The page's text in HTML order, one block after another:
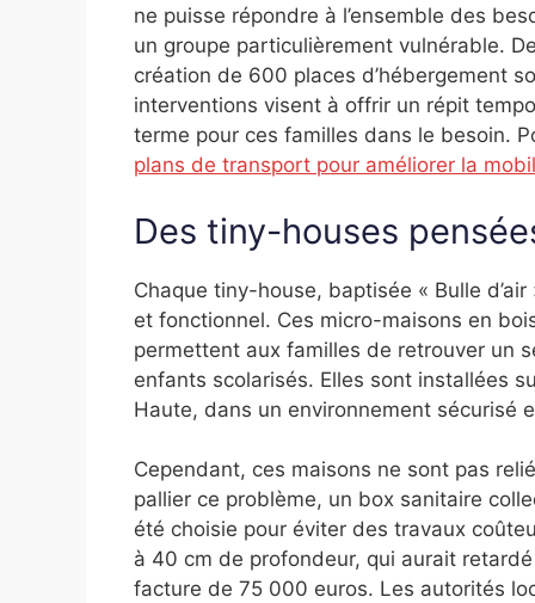
ne puisse répondre à l’ensemble des
un groupe particulièrement vulnérable.
création de 600 places d’hébergement
interventions visent à offrir un répit
terme pour ces familles dans le besoin.
plans de transport pour améliorer la
Des tiny-houses
Chaque tiny-house, baptisée « Bulle
et fonctionnel. Ces micro-maisons en
permettent aux familles de retrouver un
enfants scolarisés. Elles sont installées
Haute, dans un environnement sécurisé
Cependant, ces maisons ne sont pas
pallier ce problème, un box sanitaire
été choisie pour éviter des travaux
à 40 cm de profondeur, qui aurait
facture de 75 000 euros. Les autorités